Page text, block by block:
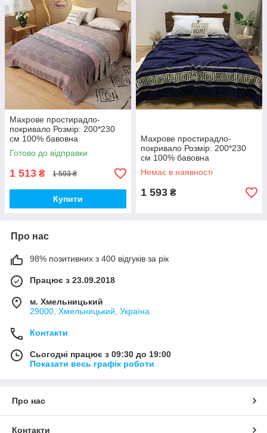
Махрове простирадло-
покривало Розмір: 200*230
см 100% бавовна
Готово до відправки
1 513 ₴ 1 593 ₴
Купити
Махрове простирадло-
покривало Розмір: 200*230
см 100% бавовна
Немає в наявності
1 593 ₴
Про нас
98% позитивних з 400 відгуків за рік
Працює з 23.09.2018
м. Хмельницький
29000, Хмельницький, Україна
Контакти
Сьогодні працює з 09:30 до 19:00
Показати весь графік роботи
Про нас
Контакти